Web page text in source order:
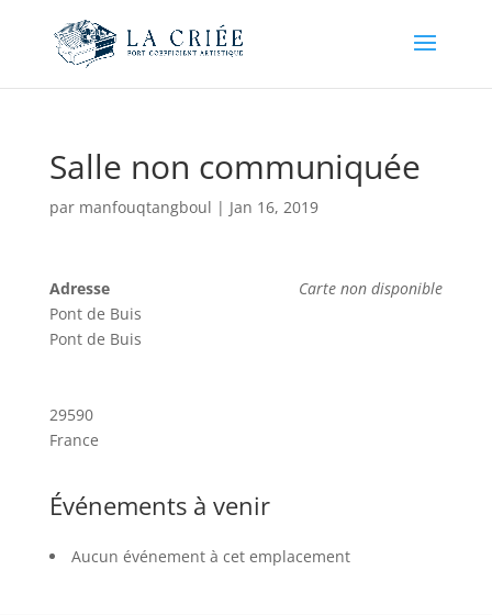
Salle non communiquée
par manfouqtangboul | Jan 16, 2019
Carte non disponible
Adresse
Pont de Buis
Pont de Buis
29590
France
Événements à venir
Aucun événement à cet emplacement